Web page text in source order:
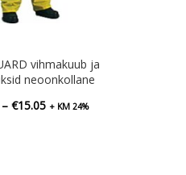
vihmakuub ja
neoonkollane
– €15.05Hinnavahemik:
+ KM 24%